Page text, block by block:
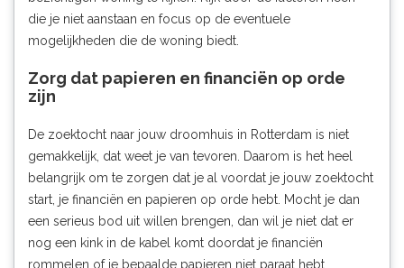
die je niet aanstaan en focus op de eventuele
mogelijkheden die de woning biedt.
Zorg dat papieren en financiën op orde
zijn
De zoektocht naar jouw droomhuis in Rotterdam is niet
gemakkelijk, dat weet je van tevoren. Daarom is het heel
belangrijk om te zorgen dat je al voordat je jouw zoektocht
start, je financiën en papieren op orde hebt. Mocht je dan
een serieus bod uit willen brengen, dan wil je niet dat er
nog een kink in de kabel komt doordat je financiën
rommelen of je bepaalde papieren niet paraat hebt.